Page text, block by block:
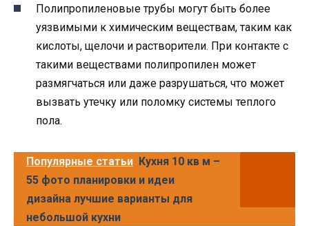
Полипропиленовые трубы могут быть более
уязвимыми к химическим веществам, таким как
кислоты, щелочи и растворители. При контакте с
такими веществами полипропилен может
размягчаться или даже разрушаться, что может
вызвать утечку или поломку системы теплого
пола.
Популярные статьи Кухня 10 кв м –
55 фото планировки и идеи
дизайна лучшие варианты для
небольшой кухни